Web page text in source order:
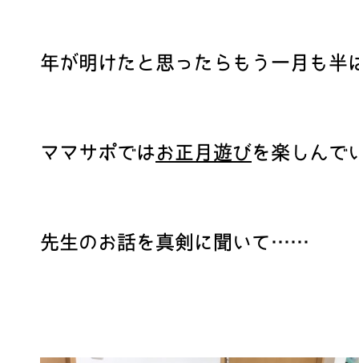
年が明けたと思ったらもう一月も
ママサポではお正月遊びを楽しんで
先生のお話を真剣に聞いて……